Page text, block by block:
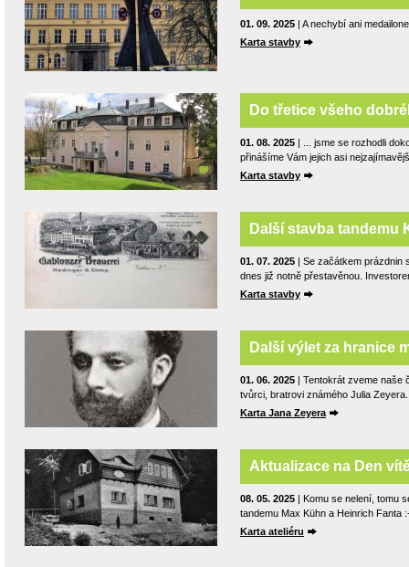
01. 09. 2025 | A nechybí ani
Karta stavby
Do třetice všeho
01. 08. 2025 | ... jsme se rozhodli
přinášíme Vám jejich asi
Karta stavby
Další stavba tandemu
01. 07. 2025 | Se začátkem prázdnin
dnes již notně přestavěnou.
Karta stavby
Další výlet za hranice
01. 06. 2025 | Tentokrát zveme naše
tvůrci, bratrovi známého Julia Zeyera.
Karta Jana Zeyera
Aktualizace na Den
08. 05. 2025 | Komu se nelení, tomu
tandemu Max Kühn a Heinrich Fanta
Karta ateliéru